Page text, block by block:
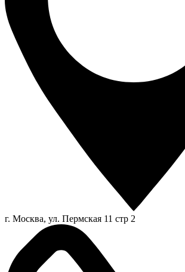
г. Москва, ул. Пермская 11 стр 2